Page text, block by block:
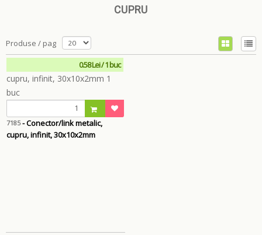
CUPRU
Produse / pag
0.58 Lei / 1 buc
7185- Conector/link metalic,
cupru, infinit, 30x10x2mm